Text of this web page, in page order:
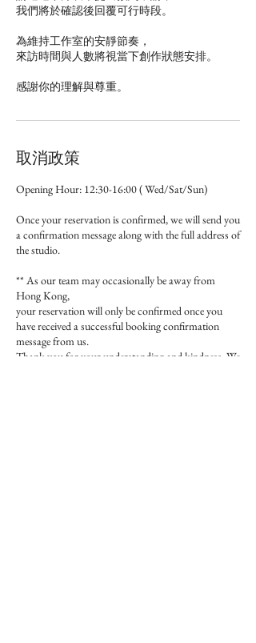
我們將於確認後回覆可行時段。
為維持工作室的安靜節奏，
來訪時間與人數將視當下創作狀態安排。
感謝你的理解與尊重。
取消政策
Opening Hour: 12:30-16:00 ( Wed/Sat/Sun)
Once your reservation is confirmed, we will send you
a confirmation message along with the full address of
the studio.
** As our team may occasionally be away from
Hong Kong,
your reservation will only be confirmed once you
have received a successful booking confirmation
message from us.
Thank you for your understanding and kindness. We